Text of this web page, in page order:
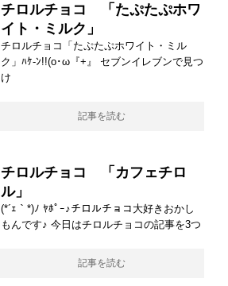
チロルチョコ 「たぷたぷホワ
イト・ミルク」
チロルチョコ「たぷたぷホワイト・ミル
ク」ﾊｹ-ﾝ!!(o･ω『+』 セブンイレブンで見つ
け
記事を読む
チロルチョコ 「カフェチロ
ル」
(*´ｪ｀*)ﾉ ﾔﾎﾟｰ♪チロルチョコ大好きおかし
もんです♪ 今日はチロルチョコの記事を3つ
記事を読む